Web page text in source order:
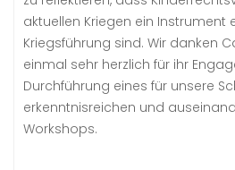
aktuellen Kriegen ein Instrument
Kriegsführung sind. Wir danken
einmal sehr herzlich für ihr
Durchführung eines für unsere
erkenntnisreichen und
Workshops.